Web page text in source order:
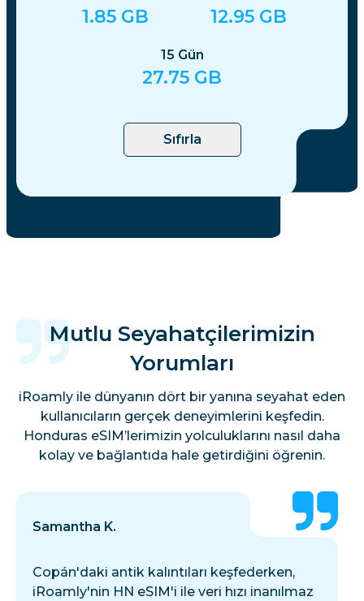
1.85 GB 12.95 GB
15 Gün
27.75 GB
Sıfırla
Mutlu Seyahatçilerimizin
Yorumları
iRoamly ile dünyanın dört bir yanına seyahat eden
kullanıcıların gerçek deneyimlerini keşfedin.
Honduras eSIM’lerimizin yolculuklarını nasıl daha
kolay ve bağlantıda hale getirdiğini öğrenin.
Samantha K.
Copán'daki antik kalıntıları keşfederken,
iRoamly'nin HN eSIM'i ile veri hızı inanılmaz